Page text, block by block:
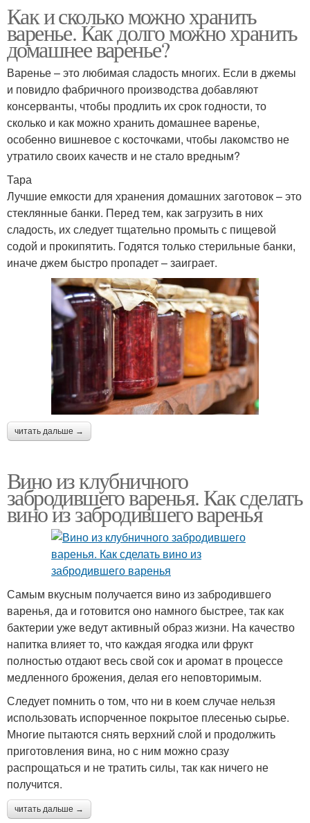
Как и сколько можно хранить
варенье. Как долго можно хранить
домашнее варенье?
Варенье – это любимая сладость многих. Если в джемы
и повидло фабричного производства добавляют
консерванты, чтобы продлить их срок годности, то
сколько и как можно хранить домашнее варенье,
особенно вишневое с косточками, чтобы лакомство не
утратило своих качеств и не стало вредным?
Тара
Лучшие емкости для хранения домашних заготовок – это
стеклянные банки. Перед тем, как загрузить в них
сладость, их следует тщательно промыть с пищевой
содой и прокипятить. Годятся только стерильные банки,
иначе джем быстро пропадет – заиграет.
читать дальше →
Вино из клубничного
забродившего варенья. Как сделать
вино из забродившего варенья
Самым вкусным получается вино из забродившего
варенья, да и готовится оно намного быстрее, так как
бактерии уже ведут активный образ жизни. На качество
напитка влияет то, что каждая ягодка или фрукт
полностью отдают весь свой сок и аромат в процессе
медленного брожения, делая его неповторимым.
Следует помнить о том, что ни в коем случае нельзя
использовать испорченное покрытое плесенью сырье.
Многие пытаются снять верхний слой и продолжить
приготовления вина, но с ним можно сразу
распрощаться и не тратить силы, так как ничего не
получится.
читать дальше →